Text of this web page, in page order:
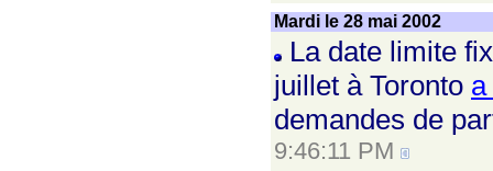
Mardi le 28 mai 2002
La date limite
juillet à Toronto
demandes de
9:46:11 PM